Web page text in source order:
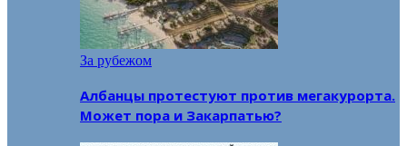
За рубежом
Албанцы протестуют против мегакурорта.
Может пора и Закарпатью?